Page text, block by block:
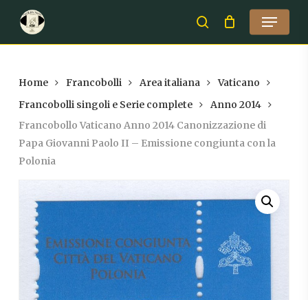
main
search
Menu
Home Francobolli Area italiana
Vaticano
Francobolli singoli e Serie complete
Anno 2014
Francobollo Vaticano Anno 2014 Canonizzazione di
Papa Giovanni Paolo II – Emissione congiunta con la
Polonia
Close